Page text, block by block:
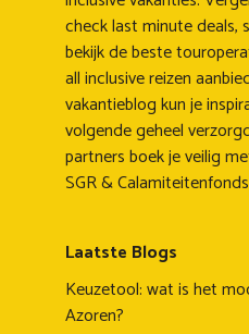
check last minute deals,
bekijk de beste
all inclusive reizen
vakantieblog kun je
volgende geheel
partners boek je veilig
SGR &
Laatste Blogs
Keuzetool: wat is het
Azoren?